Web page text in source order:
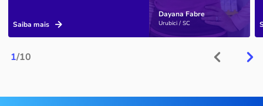
1/10
Dayana Fabre
Urubici / SC
Saiba mais